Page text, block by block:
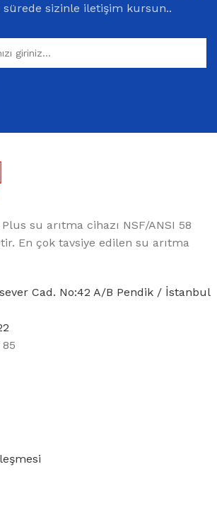
sürede sizinle iletişim kursun..
su arıtma cihazı NSF/ANSI 58
En çok tavsiye edilen su arıtma
Cad. No:42 A/B Pendik / İstanbul